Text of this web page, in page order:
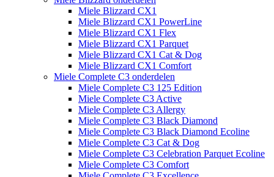
Miele Blizzard CX1
Miele Blizzard CX1 PowerLine
Miele Blizzard CX1 Flex
Miele Blizzard CX1 Parquet
Miele Blizzard CX1 Cat & Dog
Miele Blizzard CX1 Comfort
Miele Complete C3 onderdelen
Miele Complete C3 125 Edition
Miele Complete C3 Active
Miele Complete C3 Allergy
Miele Complete C3 Black Diamond
Miele Complete C3 Black Diamond Ecoline
Miele Complete C3 Cat & Dog
Miele Complete C3 Celebration Parquet Ecoline​
Miele Complete C3 Comfort